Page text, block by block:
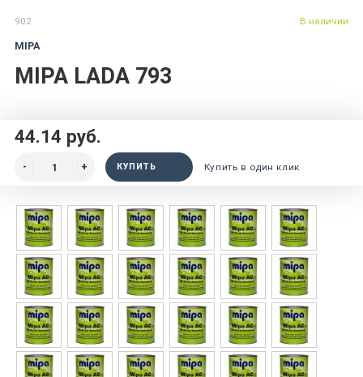
902
MIPA
MIPA LADA 793
В наличии
44.14 руб.
КУПИТЬ Купить в один клик